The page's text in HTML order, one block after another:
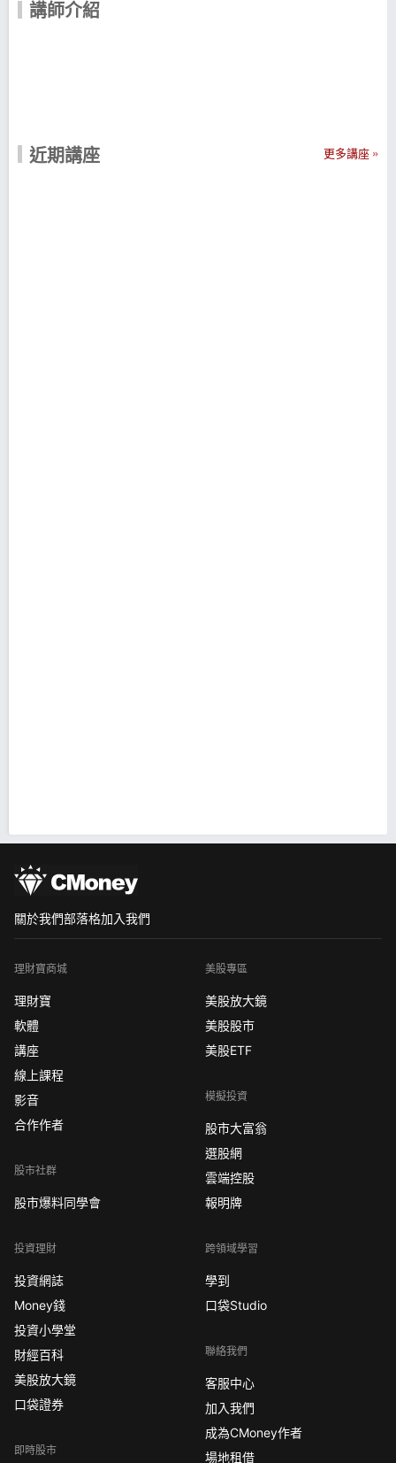
講師介紹
近期講座 更多講座
關於我們部落格加入我們
理財寶商城
理財寶
軟體
講座
線上課程
影音
合作作者
股市社群
股市爆料同學會
投資理財
投資網誌
Money錢
投資小學堂
財經百科
美股放大鏡
口袋證券
即時股市
美股專區
美股放大鏡
美股股市
美股ETF
模擬投資
股市大富翁
選股網
雲端控股
報明牌
跨領域學習
學到
口袋Studio
聯絡我們
客服中心
加入我們
成為CMoney作者
場地租借